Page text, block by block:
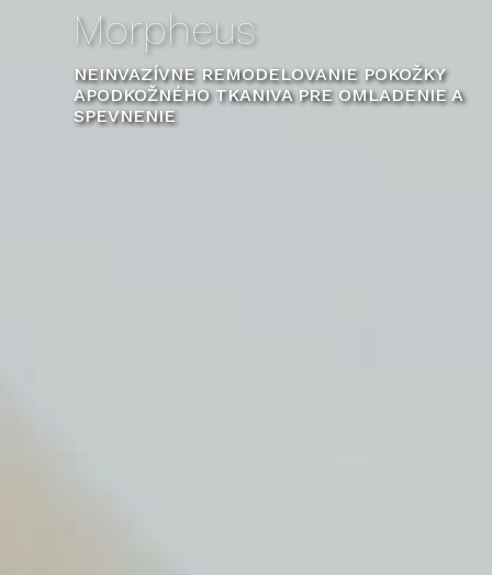
Morpheus
NEINVAZÍVNE REMODELOVANIE POKOŽKY
APODKOŽNÉHO TKANIVA PRE OMLADENIE A
SPEVNENIE